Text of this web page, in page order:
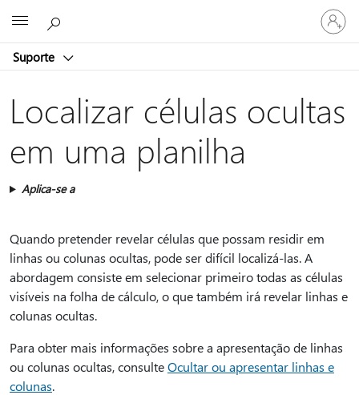
Suporte
Entre
em
sua
Localizar células ocultas
em uma planilha
Aplica-se a
Quando pretender revelar células que possam residir em
linhas ou colunas ocultas, pode ser difícil localizá-las. A
abordagem consiste em selecionar primeiro todas as células
visíveis na folha de cálculo, o que também irá revelar linhas e
colunas ocultas.
Para obter mais informações sobre a apresentação de linhas
ou colunas ocultas, consulteOcultar ou apresentar linhas e
colunas.